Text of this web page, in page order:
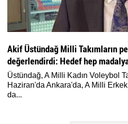
Akif Üstündağ Milli Takımların
değerlendirdi: Hedef hep
Üstündağ, A Milli Kadın Voleybol
Haziran'da Ankara'da, A Milli Erkek
da...